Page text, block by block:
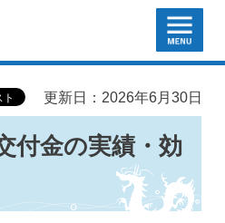
MENU
更新日：2026年6月30日
付金の実績・効